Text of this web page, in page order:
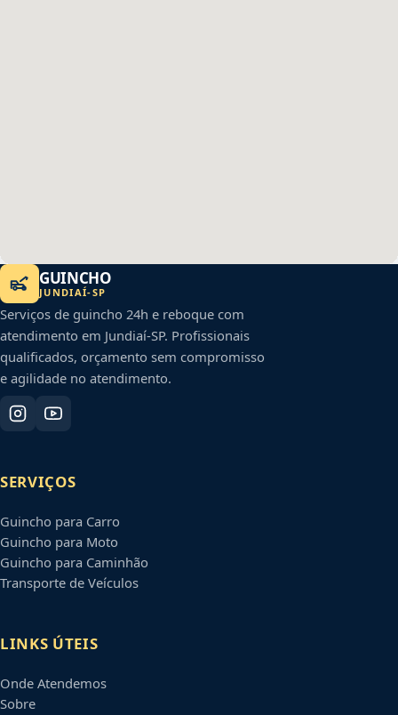
GUINCHO
JUNDIAÍ-SP
Serviços de guincho 24h e reboque com
atendimento em Jundiaí-SP. Profissionais
qualificados, orçamento sem compromisso
e agilidade no atendimento.
SERVIÇOS
Guincho para Carro
Guincho para Moto
Guincho para Caminhão
Transporte de Veículos
LINKS ÚTEIS
Onde Atendemos
Sobre